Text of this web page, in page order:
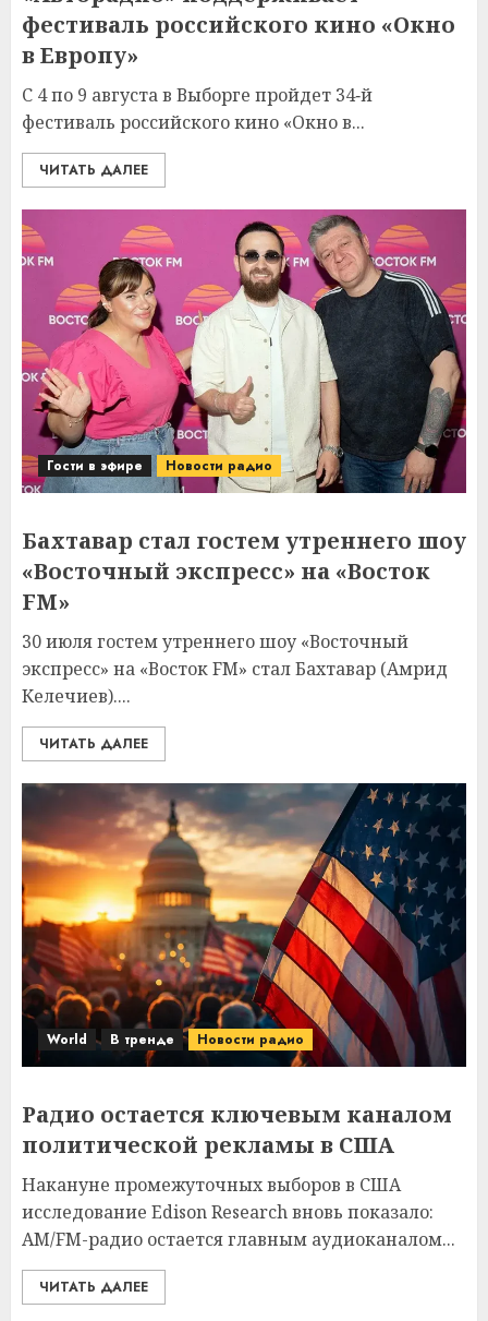
фестиваль российского кино «Окно
в Европу»
С 4 по 9 августа в Выборге пройдет 34‑й
фестиваль российского кино «Окно в...
ЧИТАТЬ ДАЛЕЕ
Гости в эфире Новости радио
Бахтавар стал гостем утреннего шоу
«Восточный экспресс» на «Восток
FM»
30 июля гостем утреннего шоу «Восточный
экспресс» на «Восток FM» стал Бахтавар (Амрид
Келечиев)....
ЧИТАТЬ ДАЛЕЕ
World В тренде Новости радио
Радио остается ключевым каналом
политической рекламы в США
Накануне промежуточных выборов в США
исследование Edison Research вновь показало:
AM/FM-радио остается главным аудиоканалом...
ЧИТАТЬ ДАЛЕЕ